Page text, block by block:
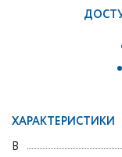
ХАРАКТЕРИСТИКИ
В